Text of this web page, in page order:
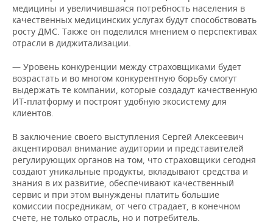
медицины и увеличившаяся потребность населения в
качественных медицинских услугах будут способствовать
росту ДМС. Также он поделился мнением о перспективах
отрасли в диджитализации.
— Уровень конкуренции между страховщиками будет
возрастать и во многом конкурентную борьбу смогут
выдержать те компании, которые создадут качественную
ИТ-платформу и построят удобную экосистему для
клиентов.
В заключение своего выступления Сергей Алексеевич
акцентировал внимание аудитории и представителей
регулирующих органов на том, что страховщики сегодня
создают уникальные продукты, вкладывают средства и
знания в их развитие, обеспечивают качественный
сервис и при этом вынуждены платить большие
комиссии посредникам, от чего страдает, в конечном
счете, не только отрасль, но и потребитель.